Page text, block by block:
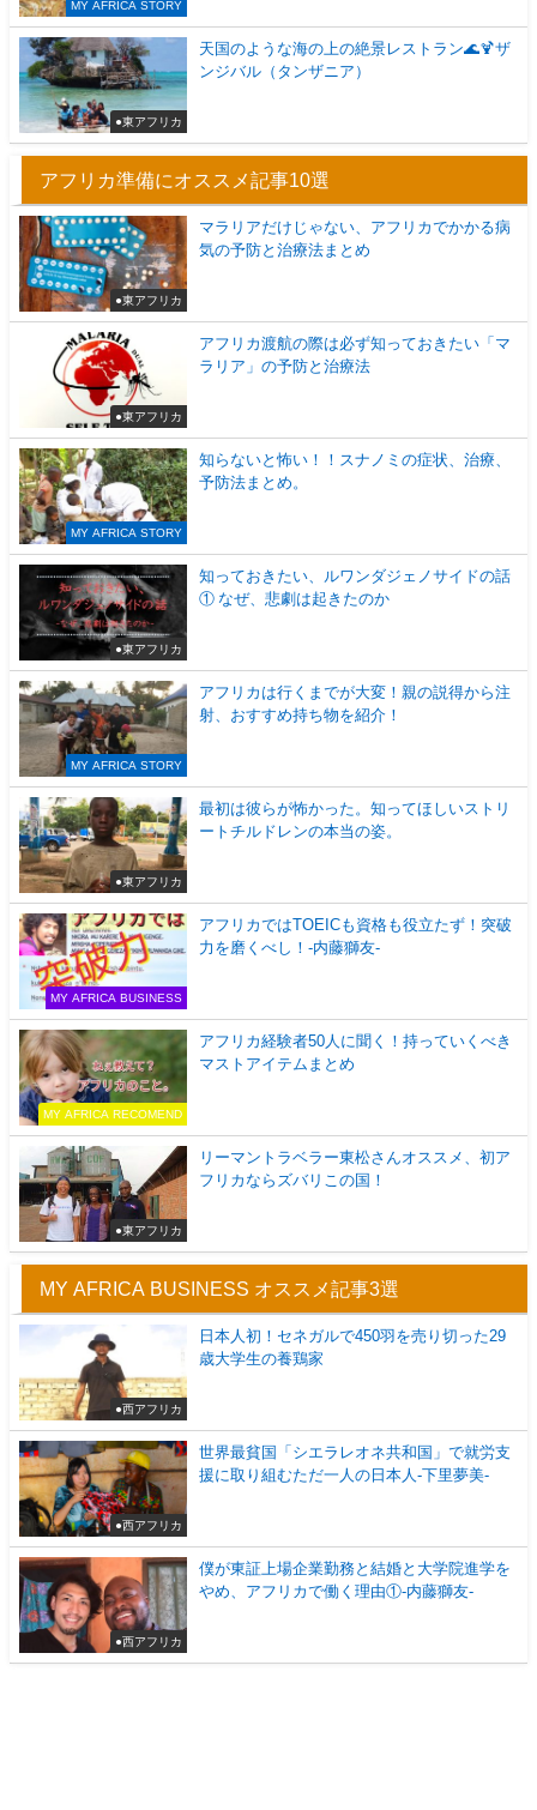
MY AFRICA STORY
●東アフリカ
天国のような海の上の絶景レストラン🌊🍹ザ
ンジバル（タンザニア）
アフリカ準備にオススメ記事10選
●東アフリカ
マラリアだけじゃない、アフリカでかかる病
気の予防と治療法まとめ
●東アフリカ
アフリカ渡航の際は必ず知っておきたい「マ
ラリア」の予防と治療法
MY AFRICA STORY
知らないと怖い！！スナノミの症状、治療、
予防法まとめ。
●東アフリカ
知っておきたい、ルワンダジェノサイドの話
① なぜ、悲劇は起きたのか
MY AFRICA STORY
アフリカは行くまでが大変！親の説得から注
射、おすすめ持ち物を紹介！
●東アフリカ
最初は彼らが怖かった。知ってほしいストリ
ートチルドレンの本当の姿。
MY AFRICA BUSINESS
アフリカではTOEICも資格も役立たず！突破
力を磨くべし！-内藤獅友-
MY AFRICA RECOMEND
アフリカ経験者50人に聞く！持っていくべき
マストアイテムまとめ
●東アフリカ
リーマントラベラー東松さんオススメ、初ア
フリカならズバリこの国！
MY AFRICA BUSINESS オススメ記事3選
●西アフリカ
日本人初！セネガルで450羽を売り切った29
歳大学生の養鶏家
●西アフリカ
世界最貧国「シエラレオネ共和国」で就労支
援に取り組むただ一人の日本人-下里夢美-
●西アフリカ
僕が東証上場企業勤務と結婚と大学院進学を
やめ、アフリカで働く理由①-内藤獅友-